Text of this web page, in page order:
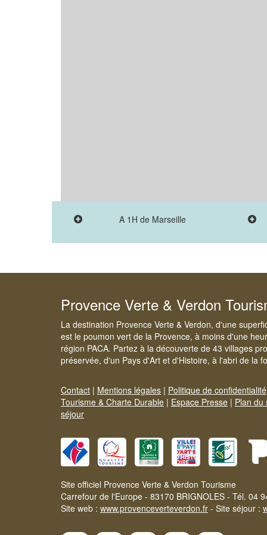
A 1H de Marseille
Provence Verte & Verdon
La destination Provence Verte & Verdon, d'une
est le poumon vert de la Provence, à moins d'une
région PACA. Partez à la découverte de 43 villages
préservée, d'un Pays d'Art et d'Histoire, à l'abri de la
Contact | Mentions légales | Politique de confidentialité
Tourisme & Charte Durable | Espace Presse | Plan du
séjour
Site officiel Provence Verte & Verdon Tourisme
Carrefour de l'Europe - 83170 BRIGNOLES - Tél. 04
Site web : www.provenceverteverdon.fr - Site séjour :